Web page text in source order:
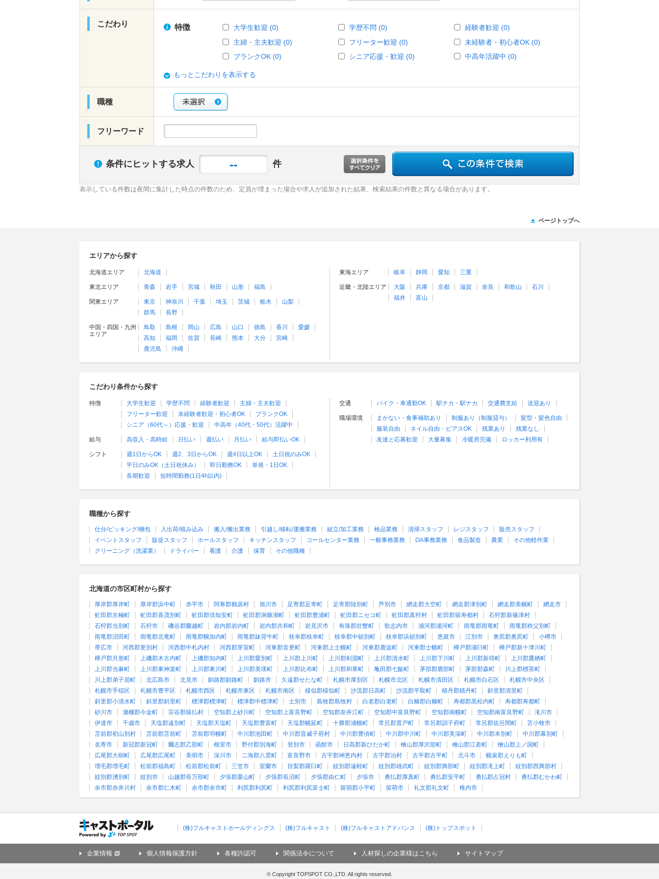
こだわり 特徴 大学生歓迎 (0) 学歴不問 (0)
経験者歓迎 (0)
主婦・主夫歓迎 (0)
フリーター歓迎 (0)
未経験者・初心者OK (0)
ブランクOK (0)
シニア応援・歓迎 (0) 中高年活躍中 (0)
もっとこだわりを表示する
職種
フリーワード
条件にヒットする求人 -- 件
表示している件数は夜間に集計した時点の件数のため、定員が埋まった場合や求人が追加された結果、検索結果の件数と異なる場合があります。
エリアから探す
北海道エリア 北海道
東北エリア 青森 岩手 宮城 秋田 山形 福島
関東エリア 東京 神奈川 千葉 埼玉 茨城 栃木
山梨
群馬
長野
中国・四国・九州
エリア
鳥取 島根 岡山 広島 山口 徳島 香川
愛媛
高知
福岡 佐賀 長崎 熊本 大分
宮崎
鹿児島
沖縄
東海エリア 岐阜 静岡 愛知 三重
近畿・北陸エリア 大阪 兵庫 京都 滋賀 奈良 和歌山
石川
福井
富山
こだわり条件から探す
特徴 大学生歓迎 学歴不問 経験者歓迎
主婦・主夫歓迎
フリーター歓迎
未経験者歓迎・初心者OK
ブランクOK
シニア（60代～）応援・歓迎
中高年（40代・50代）活躍中
給与 高収入・高時給 日払い 週払い 月払い 給与即払いOK
シフト 週1日からOK 週2、3日からOK 週4日以上OK
土日祝のみOK
平日のみOK（土日祝休み）
即日勤務OK
単発・1日OK
長期歓迎
短時間勤務(1日4h以内)
交通 バイク・車通勤OK 駅チカ・駅ナカ 交通費支給 送迎あり
職場環境 まかない・食事補助あり 制服あり（制服貸与）
髪型・髪色自由
服装自由
ネイル自由・ピアスOK 残業あり
残業なし
友達と応募歓迎
大量募集 冷暖房完備 ロッカー利用有
職種から探す
仕分/ピッキング/梱包 入出荷/積み込み 搬入/搬出業務 引越し/移転/運搬業務 組立/加工業務 検品業務 清掃スタッフ レジスタッフ
販売スタッフ
イベントスタッフ
販促スタッフ ホールスタッフ キッチンスタッフ コールセンター業務 一般事務業務 OA事務業務 食品製造 農業
その他軽作業
クリーニング（洗濯業）
ドライバー 看護 介護 保育 その他職種
北海道の市区町村から探す
厚岸郡厚岸町 厚岸郡浜中町 赤平市 阿寒郡鶴居村 旭川市 足寄郡足寄町 足寄郡陸別町 芦別市 網走郡大空町 網走郡津別町 網走郡美幌町
網走市
虻田郡京極町
虻田郡喜茂別町 虻田郡倶知安町 虻田郡洞爺湖町 虻田郡豊浦町 虻田郡ニセコ町 虻田郡真狩村 虻田郡留寿都村
石狩郡新篠津村
石狩郡当別町
石狩市 磯谷郡蘭越町 岩内郡岩内町 岩内郡共和町 岩見沢市 有珠郡壮瞥町 歌志内市 浦河郡浦河町 雨竜郡雨竜町
雨竜郡秩父別町
雨竜郡沼田町
雨竜郡北竜町 雨竜郡幌加内町 雨竜郡妹背牛町 枝幸郡枝幸町 枝幸郡中頓別町 枝幸郡浜頓別町 恵庭市 江別市 奥尻郡奥尻町
小樽市
帯広市
河西郡更別村 河西郡中札内村 河西郡芽室町 河東郡音更町 河東郡上士幌町 河東郡鹿追町 河東郡士幌町 樺戸郡浦臼町
樺戸郡新十津川町
樺戸郡月形町
上磯郡木古内町 上磯郡知内町 上川郡愛別町 上川郡上川町 上川郡剣淵町 上川郡清水町 上川郡下川町 上川郡新得町
上川郡鷹栖町
上川郡当麻町
上川郡東神楽町 上川郡東川町 上川郡美瑛町 上川郡比布町 上川郡和寒町 亀田郡七飯町 茅部郡鹿部町 茅部郡森町
川上郡標茶町
川上郡弟子屈町
北広島市 北見市 釧路郡釧路町 釧路市 久遠郡せたな町 札幌市厚別区 札幌市北区 札幌市清田区 札幌市白石区
札幌市中央区
札幌市手稲区
札幌市豊平区 札幌市西区 札幌市東区 札幌市南区 様似郡様似町 沙流郡日高町 沙流郡平取町 積丹郡積丹町
斜里郡清里町
斜里郡小清水町
斜里郡斜里町 標津郡標津町 標津郡中標津町 士別市 島牧郡島牧村 白老郡白老町 白糠郡白糠町 寿都郡黒松内町
寿都郡寿都町
砂川市
瀬棚郡今金町 宗谷郡猿払村 空知郡上砂川町 空知郡上富良野町 空知郡奈井江町 空知郡中富良野町 空知郡南幌町 空知郡南富良野町
滝川市
伊達市
千歳市 天塩郡遠別町 天塩郡天塩町 天塩郡豊富町 天塩郡幌延町 十勝郡浦幌町 常呂郡置戸町 常呂郡訓子府町 常呂郡佐呂間町
苫小牧市
苫前郡初山別村
苫前郡苫前町 苫前郡羽幌町 中川郡池田町 中川郡音威子府村 中川郡豊頃町 中川郡中川町 中川郡美深町 中川郡本別町
中川郡幕別町
名寄市
新冠郡新冠町 爾志郡乙部町 根室市 野付郡別海町 登別市 函館市 日高郡新ひだか町 檜山郡厚沢部町 檜山郡江差町
檜山郡上ノ国町
広尾郡大樹町
広尾郡広尾町 美唄市 深川市 二海郡八雲町 富良野市 古宇郡神恵内村 古宇郡泊村 古平郡古平町 北斗市
幌泉郡えりも町
増毛郡増毛町
松前郡福島町 松前郡松前町 三笠市 室蘭市 目梨郡羅臼町 紋別郡遠軽町 紋別郡雄武町 紋別郡興部町 紋別郡滝上町
紋別郡西興部村
紋別郡湧別町
紋別市 山越郡長万部町 夕張郡栗山町 夕張郡長沼町 夕張郡由仁町 夕張市 勇払郡厚真町 勇払郡安平町 勇払郡占冠村
勇払郡むかわ町
余市郡赤井川村
余市郡仁木町 余市郡余市町 利尻郡利尻町 利尻郡利尻富士町 留萌郡小平町 留萌市 礼文郡礼文町 稚内市
ページトップへ
(株)フルキャストホールディングス (株)フルキャスト (株)フルキャストアドバンス (株)トップスポット
企業情報 個人情報保護方針 各種許認可 関係法令について 人材探しの企業様はこちら サイトマップ
© Copyright TOPSPOT CO.,LTD. All rights reserved.